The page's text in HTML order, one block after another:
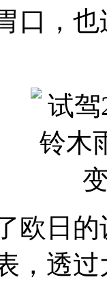
口，
欧日
，透